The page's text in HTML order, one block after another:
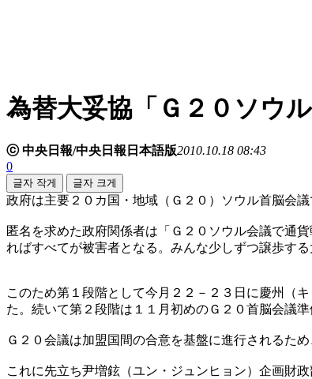
為替大妥協「Ｇ２０ソウ
ⓒ 中央日報/中央日報日本語版2010.10.18 08:43
0
글자 작게 글자 크게
政府は主要２０カ国・地域（Ｇ２０）ソウル首脳会
匿名を求めた政府関係者は「Ｇ２０ソウル会議で通
ればすべてが被害者となる。みんな少しずつ譲歩す
このため第１段階として今月２２－２３日に慶州（
た。続いて第２段階は１１月初めのＧ２０首脳会議
Ｇ２０会議は加盟国間の合意を基盤に進行されるた
これに先立ち尹増鉉（ユン・ジュンヒョン）企画財